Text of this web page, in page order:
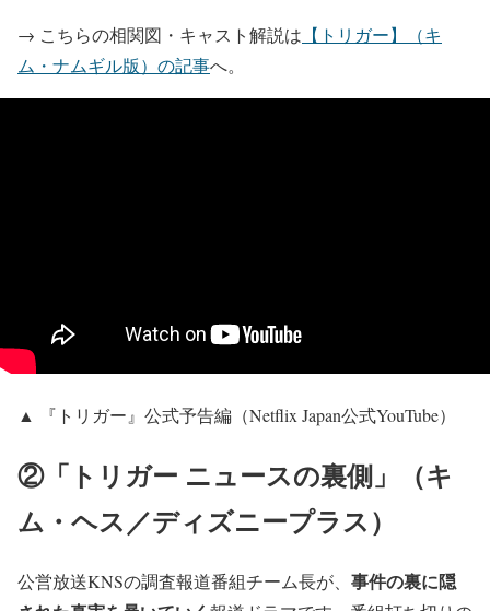
→ こちらの相関図・キャスト解説は 【トリガー】（キ
ム・ナムギル版）の記事へ。
▲ 『トリガー』公式予告編（Netflix Japan公式YouTube）
②「トリガー ニュースの裏側」（キ
ム・ヘス／ディズニープラス）
公営放送KNSの調査報道番組チーム長が、 事件の裏に隠